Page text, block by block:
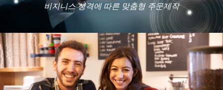
비지니스 성격에 따른 맞춤형 주문제작